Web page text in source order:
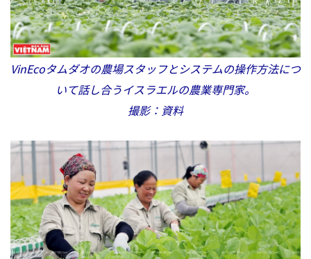
VinEcoタムダオの農場スタッフとシステムの操作方法につ
いて話し合うイスラエルの農業専門家。
撮影：資料